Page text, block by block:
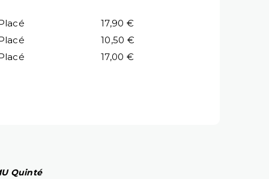
17,90 €
10,50 €
17,00 €
Quinté